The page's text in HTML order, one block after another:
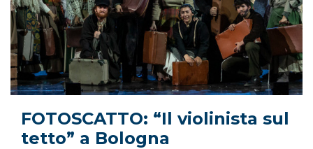
FOTOSCATTO: “Il violinista sul
tetto” a Bologna